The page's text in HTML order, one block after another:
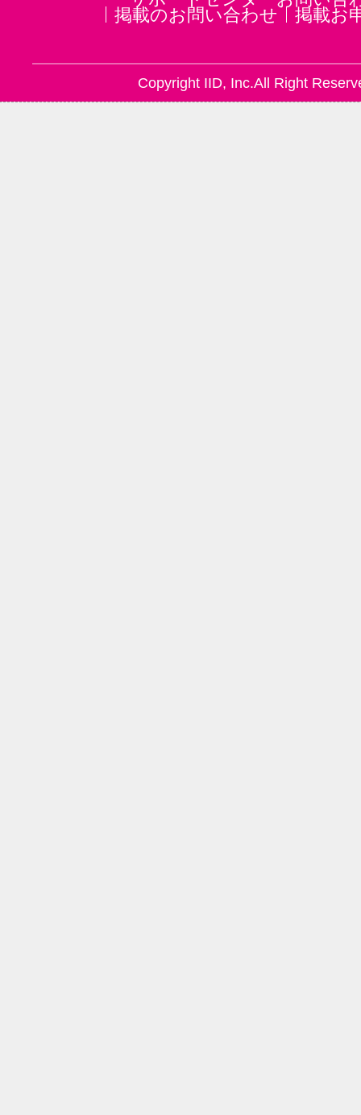
掲載のお問い合わせ
掲載お
Copyright IID, Inc.All Right